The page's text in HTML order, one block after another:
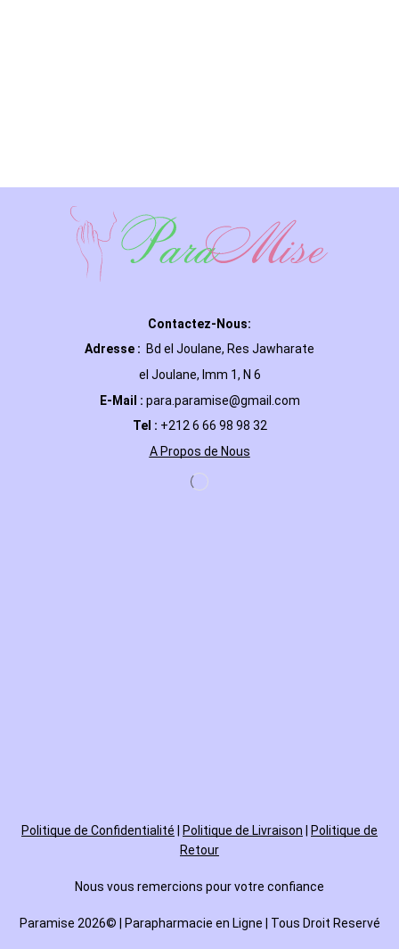
Contactez-Nous:
Adresse : Bd el Joulane, Res Jawharate
el Joulane, Imm 1, N 6
E-Mail : para.paramise@gmail.com
Tel : +212 6 66 98 98 32
A Propos de Nous
Politique de Confidentialité Politique de Livraison
Politique de
Retour
Nous vous remercions pour votre confiance
Paramise 2026© | Parapharmacie en Ligne | Tous Droit Reservé